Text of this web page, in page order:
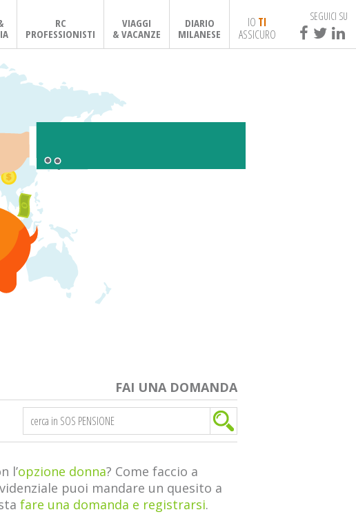
RC
PROFESSIONISTI
VIAGGI
& VACANZE
DIARIO
MILANESE
IO TI
ASSICURO
SEGUICI SU
FAI UNA DOMANDA
l’opzione donna? Come faccio a
puoi mandare un quesito a
fare una domanda e registrarsi.